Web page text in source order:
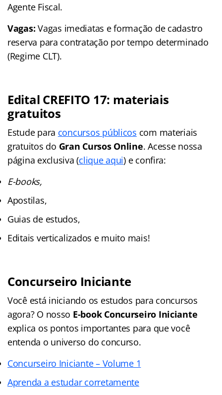
Agente Fiscal.
Vagas: Vagas imediatas e formação de cadastro
reserva para contratação por tempo determinado
(Regime CLT).
Edital CREFITO 17: materiais
gratuitos
Estude para concursos públicos com materiais
gratuitos do Gran Cursos Online. Acesse nossa
página exclusiva (clique aqui) e confira:
E-books,
Apostilas,
Guias de estudos,
Editais verticalizados e muito mais!
Concurseiro Iniciante
Você está iniciando os estudos para concursos
agora? O nosso E-book Concurseiro Iniciante
explica os pontos importantes para que você
entenda o universo do concurso.
Concurseiro Iniciante – Volume 1
Aprenda a estudar corretamente